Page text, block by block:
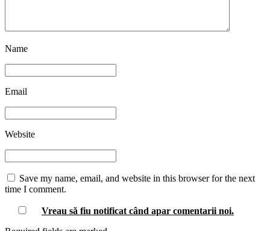
Name
Email
Website
Save my name, email, and website in this browser for the next
time I comment.
Vreau să fiu notificat când apar comentarii noi.